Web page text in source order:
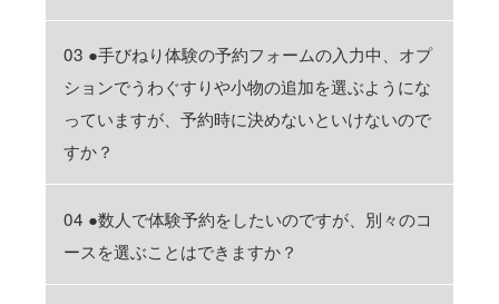
03 ●手びねり体験の予約フォームの入力中、オプ
ションでうわぐすりや小物の追加を選ぶようにな
っていますが、予約時に決めないといけないので
すか？
04 ●数人で体験予約をしたいのですが、別々のコ
ースを選ぶことはできますか？